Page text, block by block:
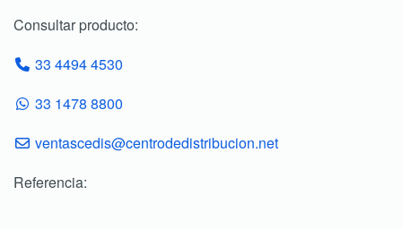
Consultar producto:
33 4494 4530
33 1478 8800
ventascedis@centrodedistribucion.net
Referencia: